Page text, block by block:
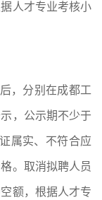
人才专业考核小
，分别在成都工
，公示期不少于
属实、不符合应
。取消拟聘人员
额，根据人才专